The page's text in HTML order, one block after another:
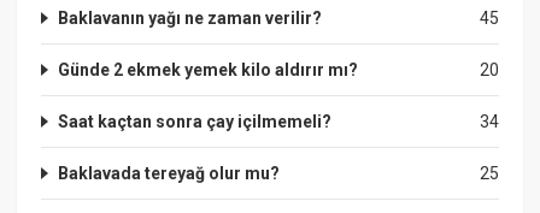
45
Baklavanın yağı ne zaman verilir?
20
Günde 2 ekmek yemek kilo aldırır mı?
34
Saat kaçtan sonra çay içilmemeli?
25
Baklavada tereyağ olur mu?